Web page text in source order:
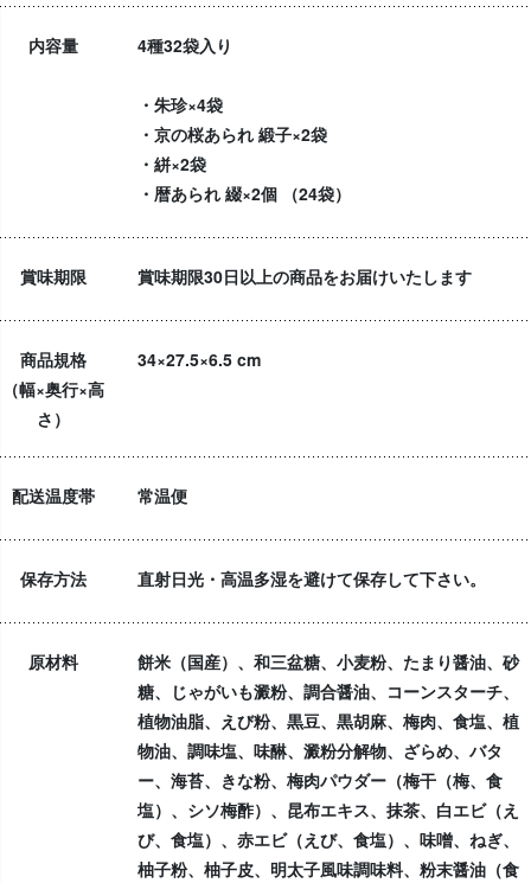
内容量 4種32袋入り
・朱珍×4袋
・京の桜あられ 緞子×2袋
・絣×2袋
・暦あられ 綴×2個 （24袋）
賞味期限 賞味期限30日以上の商品をお届けいたします
商品規格
（幅×奥行×高
さ）
34×27.5×6.5 cm
配送温度帯 常温便
保存方法 直射日光・高温多湿を避けて保存して下さい。
原材料
餅米（国産）、和三盆糖、小麦粉、たまり醤油、砂
糖、じゃがいも澱粉、調合醤油、コーンスターチ、
植物油脂、えび粉、黒豆、黒胡麻、梅肉、食塩、植
物油、調味塩、味醂、澱粉分解物、ざらめ、バタ
ー、海苔、きな粉、梅肉パウダー（梅干（梅、食
塩）、シソ梅酢）、昆布エキス、抹茶、白エビ（え
び、食塩）、赤エビ（えび、食塩）、味噌、ねぎ、
柚子粉、柚子皮、明太子風味調味料、粉末醤油（食